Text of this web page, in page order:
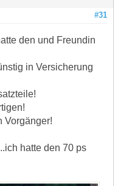
#31
den und Freundin
in Versicherung
Vorgänger!
hatte den 70 ps